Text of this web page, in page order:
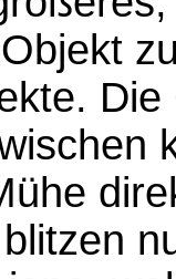
Die